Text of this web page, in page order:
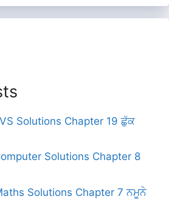
Solutions Chapter 19 ਛੁੱਕ
Solutions Chapter 8
Solutions Chapter 7 ਨਮੂਨੇ